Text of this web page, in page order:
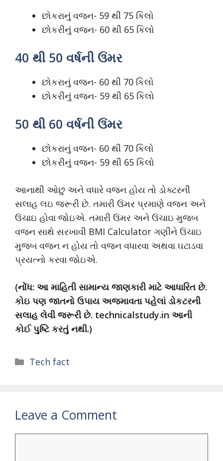
છોકરાનું વજન- 59 થી 75 કિલો
છોકરીનું વજન- 60 થી 65 કિલો
40 થી 50 વર્ષની ઉંમર
છોકરાનું વજન- 60 થી 70 કિલો
છોકરીનું વજન- 59 થી 65 કિલો
50 થી 60 વર્ષની ઉંમર
છોકરાનું વજન- 60 થી 70 કિલો
છોકરીનું વજન- 59 થી 65 કિલો
આનાથી ઓછુ અને વધારે વજન હોય તો ડોક્ટરની
સલાહ લઇ જરૂરી છે. તમારી ઉંમર પ્રમાણે વજન અને
ઉંચાઇ હોવા જોઇએ. તમારી ઉંમર અને ઉંચાઇ મુજબ
વજન સાથે સરખાવી BMI Calculator ગણીને ઉંચાઇ
મુજબ વજન ન હોય તો વજન વધારવા અથવા ઘટાડવા
પ્રયત્નો કરવા જોઇએ.
(નોંધ: આ માહિતી સામાન્ય જાણકારી માટે આધારિત છે.
કોઇ પણ જાતનો ઉપાય અજમાવતા પહેલાં ડોકટરની
સલાહ લેવી જરૂરી છે. technicalstudy.in આની
કોઈ પુષ્ટિ કરતું નથી.)
Categories
Tech fact
Leave a Comment